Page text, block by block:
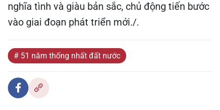
nghĩa tình và giàu bản sắc, chủ động tiến bước
vào giai đoạn phát triển mới./.
# 51 năm thống nhất đất nước